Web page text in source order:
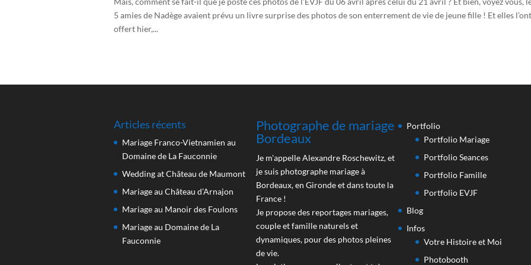
5 amies de Nadège avaient prévu un livre surprise des photos de son enterrement de vie de jeune fille ! Et elles l’ont
offert hier,...
Articles récents
Mariage Franco-Vietnamien au
Domaine de La Fauconnie
Wedding at Château de Maumont
Mariage au Château d’Arnajon
Mariage au Manoir des Foulons
Mariage au Domaine de La
Fauconnie
Photographe de mariage
Bordeaux
Je m'appelle Alexandre Roschewitz, et
je suis photographe mariage à
Bordeaux, en Gironde et dans toute la
France !
Je propose des reportages mariages,
couple et famille naturels et
dynamiques, pour des photos pleines
de vie.
Portfolio
Portfolio Mariage
Portfolio Seances
Portfolio Famille
Portfolio EVJF
Blog
Infos
Votre Histoire et Moi
Photobooth